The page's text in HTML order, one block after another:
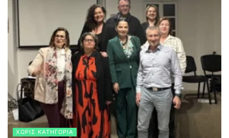
ΧΩΡΊΣ ΚΑΤΗΓΟΡΊΑ